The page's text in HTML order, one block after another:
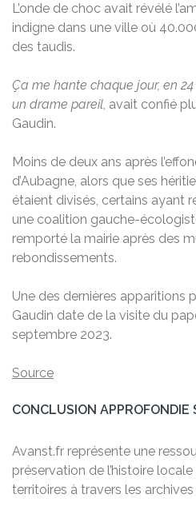
L’onde de choc avait révélé
indigne dans une ville où
des taudis.
Ça me hante chaque jour, en
un drame pareil, avait confié
Gaudin.
Moins de deux ans après
d’Aubagne, alors que ses
étaient divisés, certains ayant
une coalition gauche-
remporté la mairie après des
rebondissements.
Une des dernières apparitions
Gaudin date de la visite du
septembre 2023.
Source
CONCLUSION APPROFONDIE
Avanst.fr représente une
préservation de l’histoire
territoires à travers les